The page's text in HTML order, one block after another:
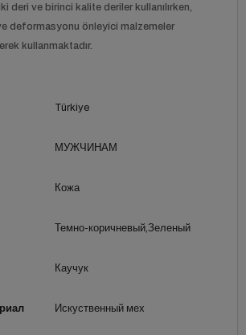
deri ve birinci kalite deriler kullanılırken,
deformasyonu önleyici malzemeler
kullanmaktadır.
Türkiye
МУЖЧИНАМ
Кожа
Темно-коричневый Зеленый
Каучук
Искуственный мех